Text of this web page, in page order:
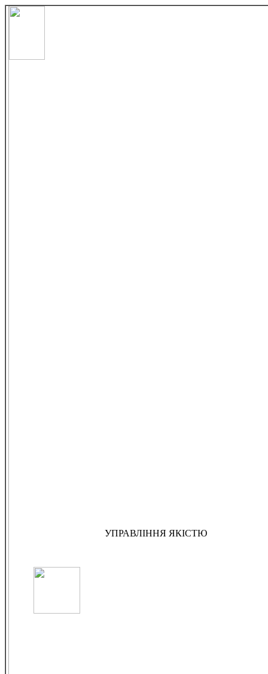
УПРАВЛІННЯ ЯКІСТЮ